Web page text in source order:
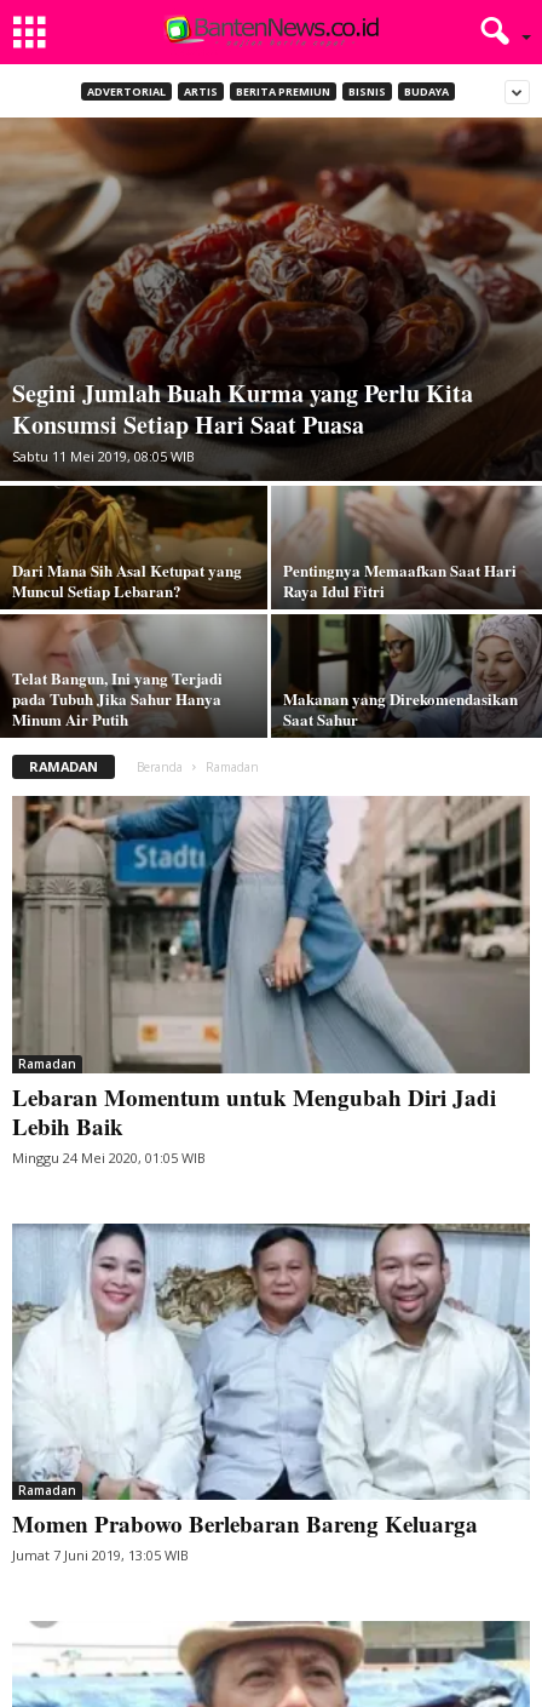
ADVERTORIAL ARTIS BERITA PREMIUN BISNIS BUDAYA
Segini Jumlah Buah Kurma yang Perlu Kita
Konsumsi Setiap Hari Saat Puasa
Sabtu 11 Mei 2019, 08:05 WIB
Dari Mana Sih Asal Ketupat yang
Muncul Setiap Lebaran?
Pentingnya Memaafkan Saat Hari
Raya Idul Fitri
Telat Bangun, Ini yang Terjadi
pada Tubuh Jika Sahur Hanya
Minum Air Putih
Makanan yang Direkomendasikan
Saat Sahur
RAMADAN Beranda Ramadan
Ramadan
Lebaran Momentum untuk Mengubah Diri Jadi
Lebih Baik
Minggu 24 Mei 2020, 01:05 WIB
Ramadan
Momen Prabowo Berlebaran Bareng Keluarga
Jumat 7 Juni 2019, 13:05 WIB